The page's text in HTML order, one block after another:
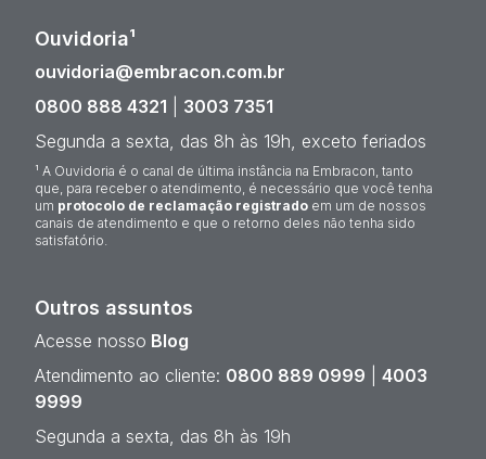
Ouvidoria¹
ouvidoria@embracon.com.br
0800 888 4321
3003 7351
Segunda a sexta, das 8h às 19h, exceto feriados
¹ A Ouvidoria é o canal de última instância na Embracon, tanto
que, para receber o atendimento, é necessário que você tenha
um protocolo de reclamação registrado em um de nossos
canais de atendimento e que o retorno deles não tenha sido
satisfatório.
Outros assuntos
Acesse nosso Blog
Atendimento ao cliente: 0800 889 0999
4003
9999
Segunda a sexta, das 8h às 19h